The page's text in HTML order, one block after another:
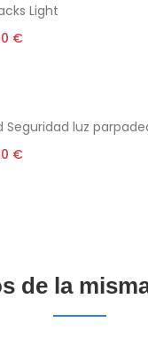
Light
€
Seguridad luz
€
de la